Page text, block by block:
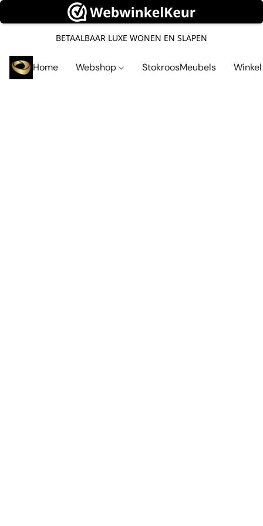
BETAALBAAR LUXE WONEN EN SLAPEN
Home Webshop StokroosMeubels